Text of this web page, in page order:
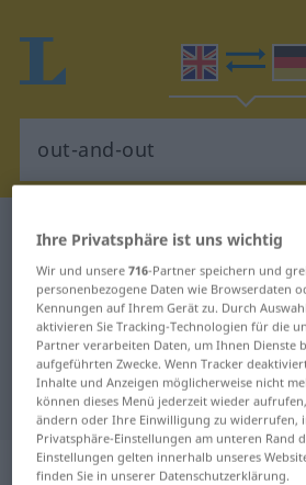
Englisch-Deutsch Wörterbuch
Englisch-Deutsch
"out-and-out"
"out-and-out" Deutsch
Übersetzung
„out-and-out“:
Ihre Privatsphäre ist uns wichtig
Wir und unsere716-Partner speichern und
personenbezogene Daten wie Browserdaten
Kennungen auf Ihrem Gerät zu. Durch
aktivieren Sie Tracking-Technologien für die
Partner verarbeiten Daten, um Ihnen Dienste
aufgeführten Zwecke. Wenn Tracker
Inhalte und Anzeigen möglicherweise nicht
können dieses Menü jederzeit wieder
ändern oder Ihre Einwilligung zu widerrufen,
Privatsphäre-Einstellungen am unteren Rand
Einstellungen gelten innerhalb unseres
finden Sie in unserer Datenschutzerklärung.